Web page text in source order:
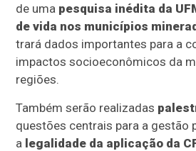
de uma pesquisa inédita da
de vida nos municípios
trará dados importantes para a
impactos socioeconômicos da
regiões.
Também serão realizadas
questões centrais para a gestão
a legalidade da aplicação da